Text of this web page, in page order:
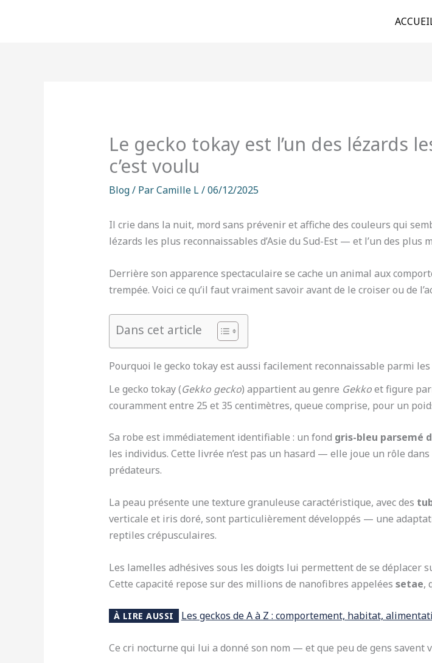
Le gecko tokay est l’un des lézards
c’est voulu
Blog/ ParCamille L/06/12/2025
Il crie dans la nuit, mord sans prévenir et affiche des couleurs qui
lézards les plus reconnaissables d’Asie du Sud-Est — et l’un des plus
Derrière son apparence spectaculaire se cache un animal aux
trempée. Voici ce qu’il faut vraiment savoir avant de le croiser ou de
Dans cet article
Pourquoi le gecko tokay est aussi facilement reconnaissable parmi les
Le gecko tokay (Gekko gecko) appartient au genre Gekkoet figure
couramment entre 25 et 35 centimètres, queue comprise, pour un
Sa robe est immédiatement identifiable : un fond gris-bleu parsemé
les individus. Cette livrée n’est pas un hasard — elle joue un rôle
prédateurs.
La peau présente une texture granuleuse caractéristique, avec des
verticale et iris doré, sont particulièrement développés — une
reptiles crépusculaires.
Les lamelles adhésives sous les doigts lui permettent de se déplacer
Cette capacité repose sur des millions de nanofibres appelées setae,
À LIRE AUSSI Les geckos de A à Z : comportement, habitat,
Ce cri nocturne qui lui a donné son nom — et que peu de gens